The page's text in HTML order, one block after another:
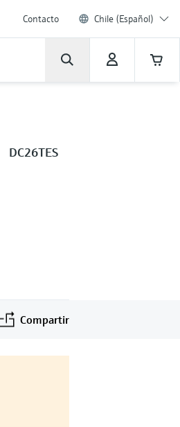
Contacto Chile (Español)
DC26TES
Compartir